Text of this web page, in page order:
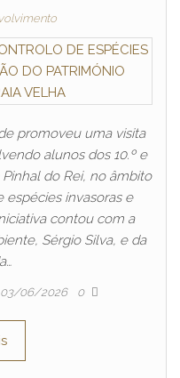
promoveu uma visita
alunos dos 10.º e
Pinhal do Rei, no âmbito
invasoras e
contou com a
Sérgio Silva, e da
03/06/2026 0